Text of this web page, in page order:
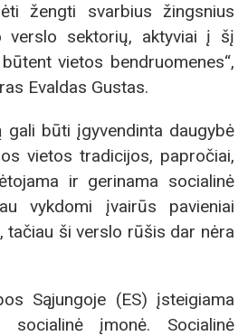
žengti svarbius žingsnius
verslo sektorių, aktyviai į šį
vietos bendruomenes“,
Evaldas Gustas.
gali būti įgyvendinta daugybė
vietos tradicijos, papročiai,
ir gerinama socialinė
vykdomi įvairūs pavieniai
tačiau ši verslo rūšis dar nėra
Sąjungoje (ES) įsteigiama
įmonė. Socialinė